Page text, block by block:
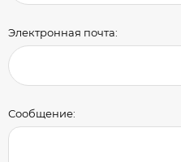
Электронная почта:
Сообщение: